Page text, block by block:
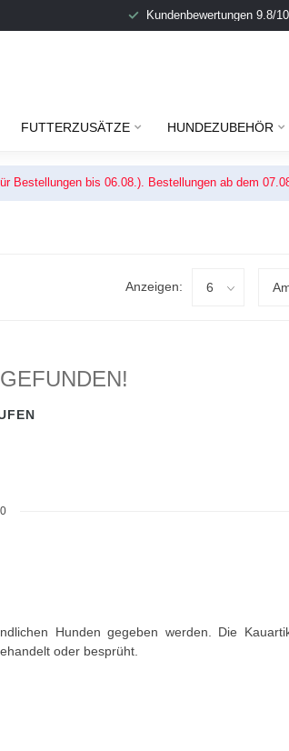
Kundenbewertungen 9.8/10
FUTTERZUSÄTZE HUNDEZUBEHÖR
bis 06.08.). Bestellungen ab dem
Anzeigen:
Hunden gegeben werden. Die
oder besprüht.